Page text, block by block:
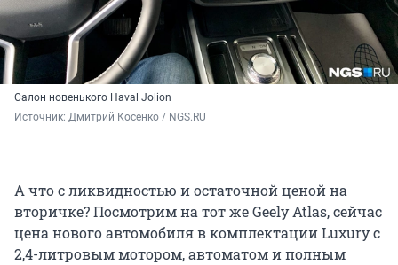
Салон новенького Haval Jolion
Источник: Дмитрий Косенко / NGS.RU
А что с ликвидностью и остаточной ценой на
вторичке? Посмотрим на тот же Geely Atlas, сейчас
цена нового автомобиля в комплектации Luxury с
2,4-литровым мотором, автоматом и полным